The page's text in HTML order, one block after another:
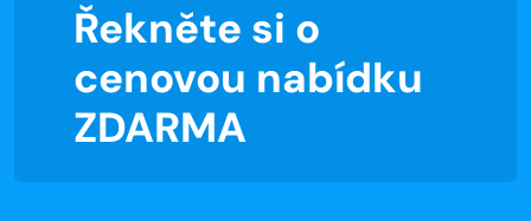
Řekněte si o
cenovou nabídku
ZDARMA